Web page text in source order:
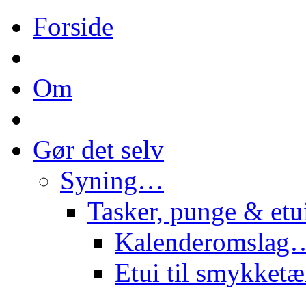
Forside
Om
Gør det selv
Syning…
Tasker, punge &
Etui til